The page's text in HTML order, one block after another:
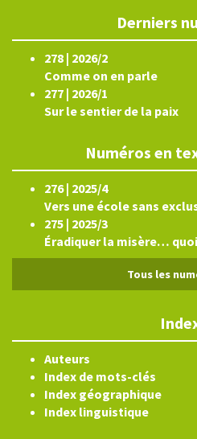
Derniers
278 | 2026/2
Comme on en parle
277 | 2026/1
Sur le sentier de la paix
Numéros en
276 | 2025/4
Vers une école sans
275 | 2025/3
Éradiquer la misère…
Tous les
Auteurs
Index de mots-clés
Index géographique
Index linguistique